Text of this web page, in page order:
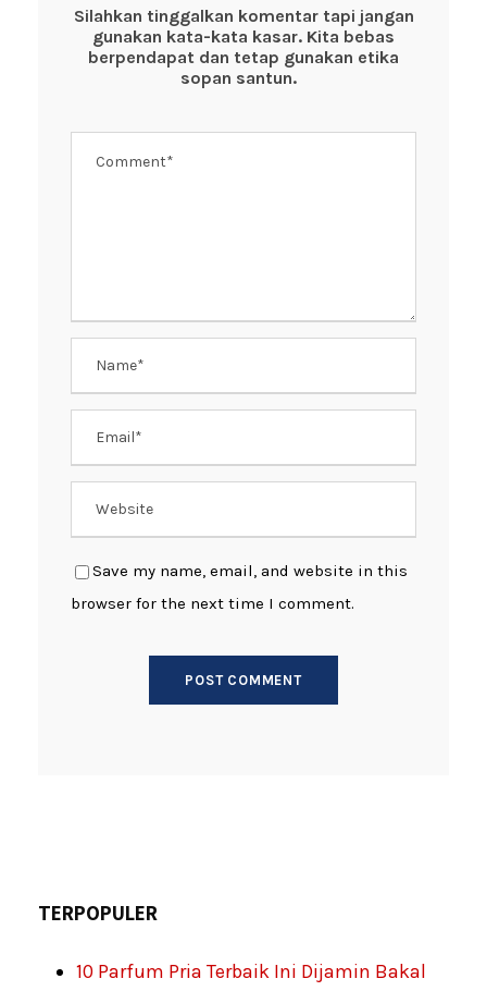
o
o
p
p
Silahkan tinggalkan komentar tapi jangan
gunakan kata-kata kasar. Kita bebas
berpendapat dan tetap gunakan etika
sopan santun.
Save my name, email, and website in this
browser for the next time I comment.
TERPOPULER
10 Parfum Pria Terbaik Ini Dijamin Bakal